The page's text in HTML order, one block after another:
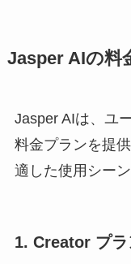
Jasper AIの料
Jasper AIは、ユ
料金プランを提
適した使用シー
1. Creator プラ